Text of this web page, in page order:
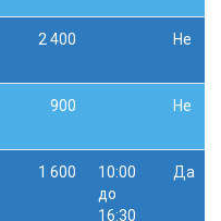
2 400 Не
900 Не
1 600
10:00
до
16:30
Да